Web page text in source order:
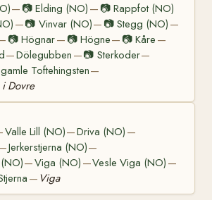
— 📷Elding (NO) — 📷 Rappfot (NO)
—📷 Vinvar (NO)— 📷Stegg (NO) —
📷Högnar— 📷 Högne— 📷 Kåre —
—Dölegubben —📷 Sterkoder—
Toftehingsten—
Dovre
Valle Lill (NO)—Driva (NO) —
Jerkerstjerna (NO)—
—Viga (NO) —Vesle Viga (NO) —
— Viga